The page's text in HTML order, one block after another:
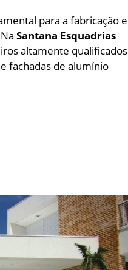
para a fabricação e
NaSantana Esquadrias
altamente qualificados
fachadas de alumínio